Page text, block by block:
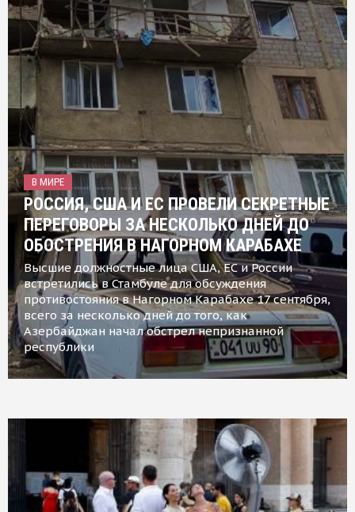
В МИРЕ
РОССИЯ, США И ЕС ПРОВЕЛИ СЕКРЕТНЫЕ
ПЕРЕГОВОРЫ ЗА НЕСКОЛЬКО ДНЕЙ ДО
ОБОСТРЕНИЯ В НАГОРНОМ КАРАБАХЕ
Высшие должностные лица США, ЕС и России
встретились в Стамбуле для обсуждения
противостояния в Нагорном Карабахе 17 сентября,
всего за несколько дней до того, как
Азербайджан начал обстрел непризнанной
республики